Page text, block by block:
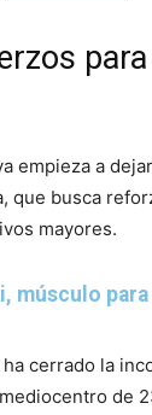
empieza a
que busca
mayores.
músculo
cerrado la
de